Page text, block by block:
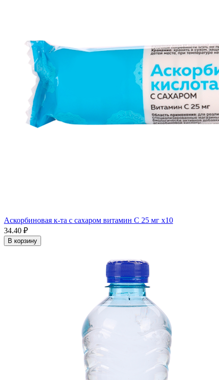
Аскорбиновая к-та с сахаром витамин С 25 мг x10
34.40 ₽
В корзину